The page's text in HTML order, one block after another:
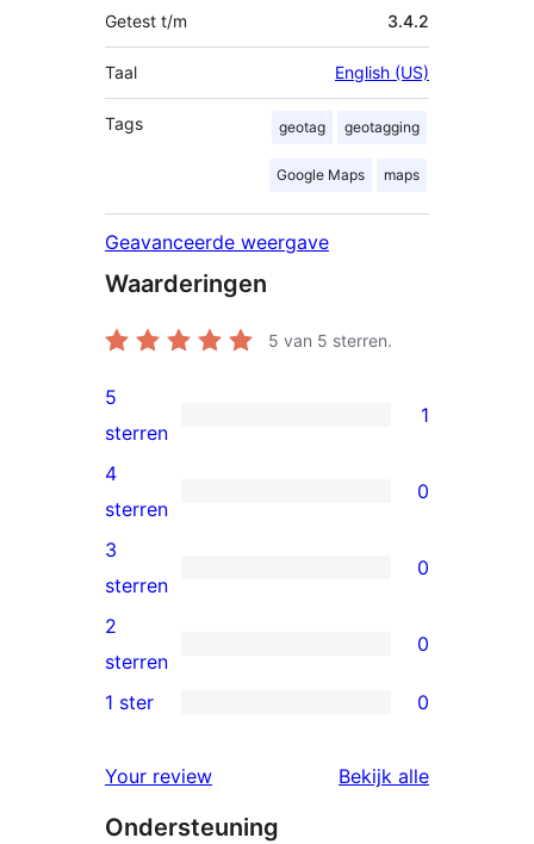
Getest t/m 3.4.2
Taal English (US)
Tags geotag geotagging
Google Maps maps
Geavanceerde weergave
Waarderingen
5 van 5 sterren.
1
5
ster
beoordeling
5
sterren
1
0
4
sterren
beoordelingen
4
sterren
0
0
3
sterren
beoordelingen
3
sterren
0
0
2
beoordelingen
2
sterren
0
sterren
beoordelingen
1 ster 0
Your review Bekijk alle
Ondersteuning